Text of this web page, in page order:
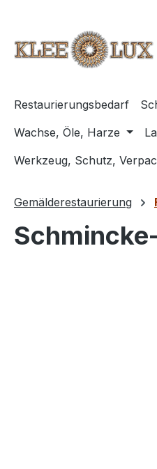
Restaurierungsbedarf
Wachse, Öle, Harze
Werkzeug, Schutz,
Gemälderestaurierung